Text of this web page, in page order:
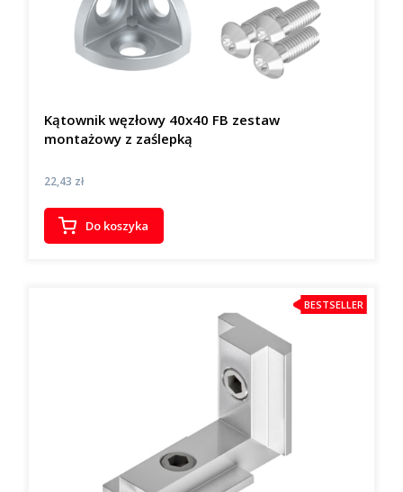
Kątownik węzłowy 40x40 FB zestaw
montażowy z zaślepką
Cena
22,43 zł
Do koszyka
BESTSELLER